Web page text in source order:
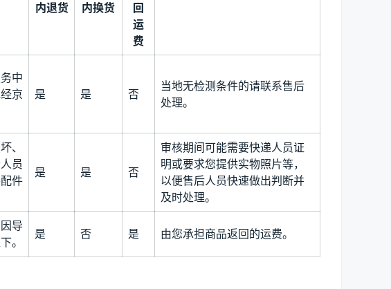
内退货
内换货
回
运
费
中
京
是 是 否
当地无检测条件的请联系售后
处理。
、
员
件
是 是 否
审核期间可能需要快递人员证
明或要求您提供实物照片等，
以便售后人员快速做出判断并
及时处理。
导
。
是 否 是 由您承担商品返回的运费。